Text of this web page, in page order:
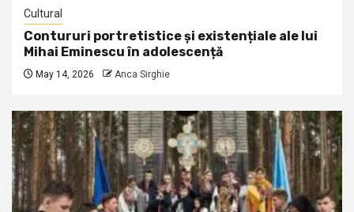
Cultural
Contururi portretistice și existențiale ale lui
Mihai Eminescu în adolescență
May 14, 2026 Anca Sirghie